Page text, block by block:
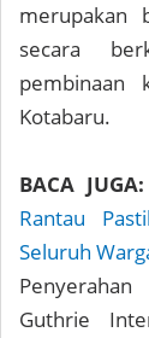
merupakan
secara
pembinaan
Kotabaru.
BACA JUGA:
Rantau
Seluruh
Guthrie